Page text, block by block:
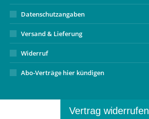
Datenschutzangaben
Versand & Lieferung
Widerruf
Abo-Verträge hier kündigen
Vertrag widerrufen